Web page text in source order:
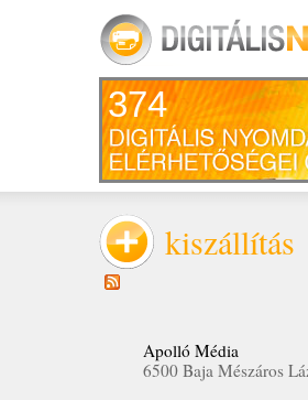
374
kiszállítás
Apolló Média
6500 Baja Mészáros